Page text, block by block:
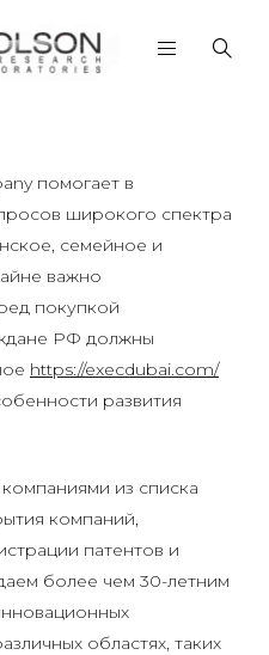
помогает в
широкого спектра
семейное и
важно
покупкой
РФ должны
https://execdubai.com/
развития
из списка
компаний,
патентов и
более чем 30-летним
областях, таких